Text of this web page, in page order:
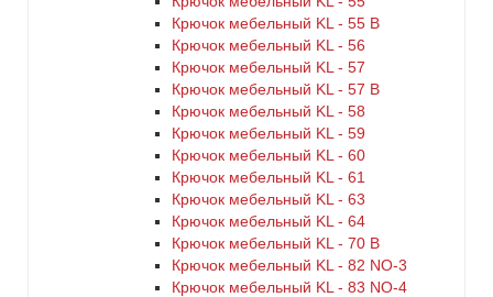
Крючок мебельный KL - 55 B
Крючок мебельный KL - 56
Крючок мебельный KL - 57
Крючок мебельный KL - 57 B
Крючок мебельный KL - 58
Крючок мебельный KL - 59
Крючок мебельный KL - 60
Крючок мебельный KL - 61
Крючок мебельный KL - 63
Крючок мебельный KL - 64
Крючок мебельный KL - 70 B
Крючок мебельный KL - 82 NO-3
Крючок мебельный KL - 83 NO-4